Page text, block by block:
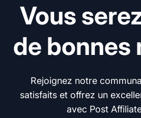
Vous
de bonnes
Rejoignez notre
satisfaits et offrez un
avec Post